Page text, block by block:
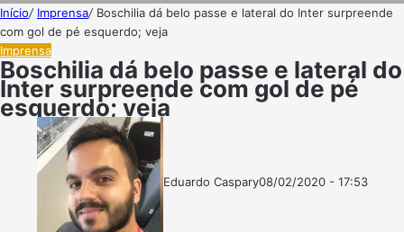
Início/ Imprensa/ Boschilia dá belo passe e lateral do Inter surpreende
com gol de pé esquerdo; veja
Imprensa
Boschilia dá belo passe e lateral do
Inter surpreende com gol de pé
esquerdo; veja
Eduardo CasparyFollow
Mande
08/02/2020 - 17:53